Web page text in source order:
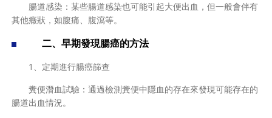
腸道感染：某些腸道感染也可能引起大便出血，但一般會伴有
其他癥狀，如腹痛、腹瀉等。
二、早期發現腸癌的方法
1、定期進行腸癌篩查
糞便潛血試驗：通過檢測糞便中隱血的存在來發現可能存在的
腸道出血情況。